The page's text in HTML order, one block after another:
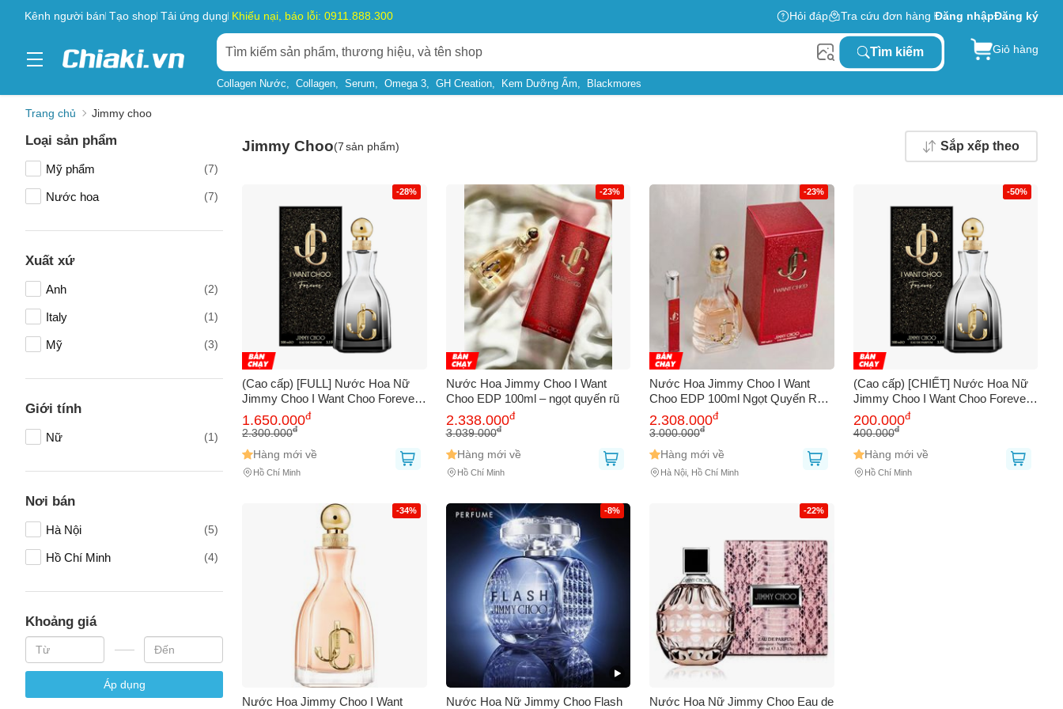
Kênh người bán Tạo shop Tải ứng dụng Khiếu nại, báo lỗi: 0911.888.300 Hỏi đáp Tra cứu đơn hàng Đăng nhậpĐăng ký
Tìm kiếm
Collagen Nước Collagen Serum Omega 3 GH Creation Kem Dưỡng Ẩm Blackmores
Giỏ hàng
Trang chủ Jimmy choo
Loại sản phẩm
Mỹ phẩm (7)
Nước hoa (7)
Xuất xứ
Anh (2)
Italy (1)
Mỹ (3)
Giới tính
Nữ (1)
Nơi bán
Hà Nội (5)
Hồ Chí Minh (4)
Khoảng giá
Áp dụng
Jimmy Choo(7 sản phẩm) Sắp xếp theo
-28%
(Cao cấp) [FULL] Nước Hoa Nữ
Jimmy Choo I Want Choo Forever
100ml Chính hãng
1.650.000đ
2.300.000đ
Hàng mới về
Hồ Chí Minh
-23%
Nước Hoa Jimmy Choo I Want
Choo EDP 100ml – ngọt quyến rũ
2.338.000đ
3.039.000đ
Hàng mới về
Hồ Chí Minh
-23%
Nước Hoa Jimmy Choo I Want
Choo EDP 100ml Ngọt Quyến Rũ
Lưu Hương Lâu
2.308.000đ
3.000.000đ
Hàng mới về
Hà Nội, Hồ Chí Minh
-50%
(Cao cấp) [CHIẾT] Nước Hoa Nữ
Jimmy Choo I Want Choo Forever
Chính hãng
200.000đ
400.000đ
Hàng mới về
Hồ Chí Minh
-34%
Nước Hoa Jimmy Choo I Want
-8%
Nước Hoa Nữ Jimmy Choo Flash
-22%
Nước Hoa Nữ Jimmy Choo Eau de
Bạn gặp vấn đề vềSản phẩmhay Mua hàng ?
Hãy báo lỗi cho chúng tôi. Hoặc gọi cho chúng tôi qua số 0911.888.300
Vấn đề bạn gặp phải
Mô tả